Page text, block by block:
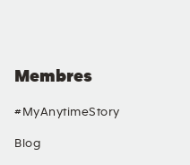
Membres
#MyAnytimeStory
Blog